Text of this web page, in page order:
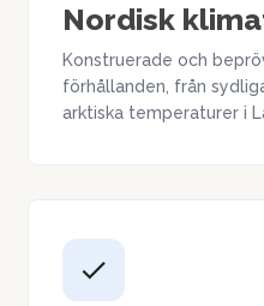
Nordisk
Konstruerade och
förhållanden, från
arktiska temperaturer i